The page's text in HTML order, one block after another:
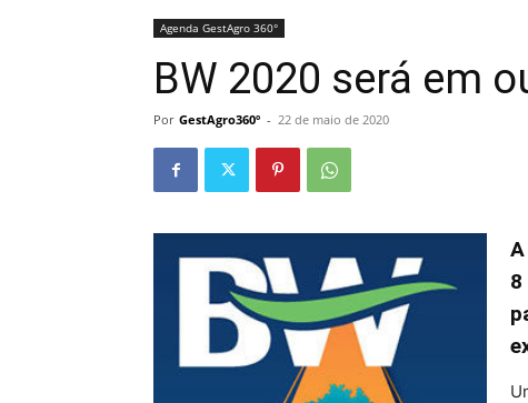
Agenda GestAgro 360°
BW 2020 será em
Por GestAgro360º - 22 de maio de 2020
8